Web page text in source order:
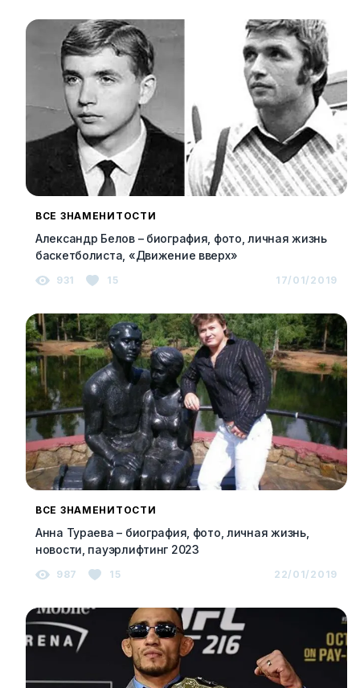
ВСЕ ЗНАМЕНИТОСТИ
Александр Белов – биография, фото, личная жизнь
баскетболиста, «Движение вверх»
931 15 17/01/2019
ВСЕ ЗНАМЕНИТОСТИ
Анна Тураева – биография, фото, личная жизнь,
новости, пауэрлифтинг 2023
987 15 22/01/2019